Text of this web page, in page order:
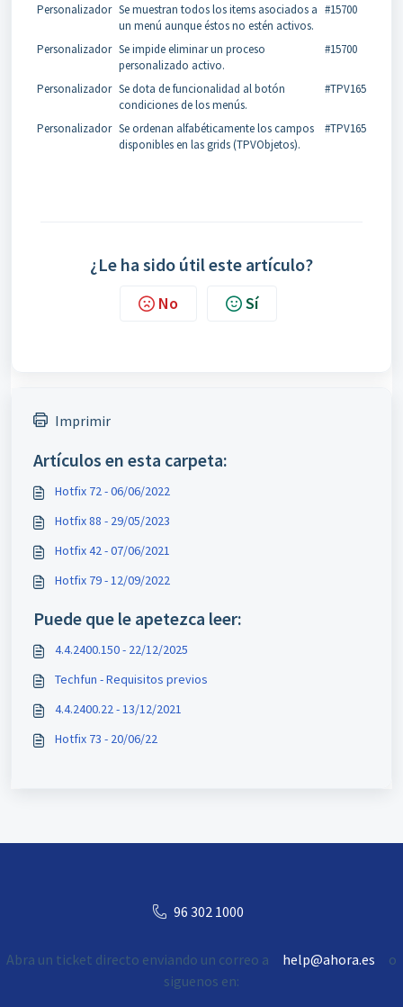
Personalizador Se muestran todos los items asociados a
un menú aunque éstos no estén activos.
#15700
Personalizador Se impide eliminar un proceso
personalizado activo.
#15700
Personalizador Se dota de funcionalidad al botón
condiciones de los menús.
#TPV165
Personalizador Se ordenan alfabéticamente los campos
disponibles en las grids (TPVObjetos).
#TPV165
¿Le ha sido útil este artículo?
No Sí
Imprimir
Artículos en esta carpeta:
Hotfix 72 - 06/06/2022
Hotfix 88 - 29/05/2023
Hotfix 42 - 07/06/2021
Hotfix 79 - 12/09/2022
Puede que le apetezca leer:
4.4.2400.150 - 22/12/2025
Techfun - Requisitos previos
4.4.2400.22 - 13/12/2021
Hotfix 73 - 20/06/22
96 302 1000
Abra un ticket directo enviando un correo a help@ahora.es
o
siguenos en: